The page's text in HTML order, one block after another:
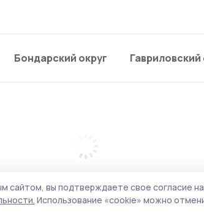
Бондарский округ Гавриловский
сайтом, вы подтверждаете свое согласие
Использование «cookie» можно